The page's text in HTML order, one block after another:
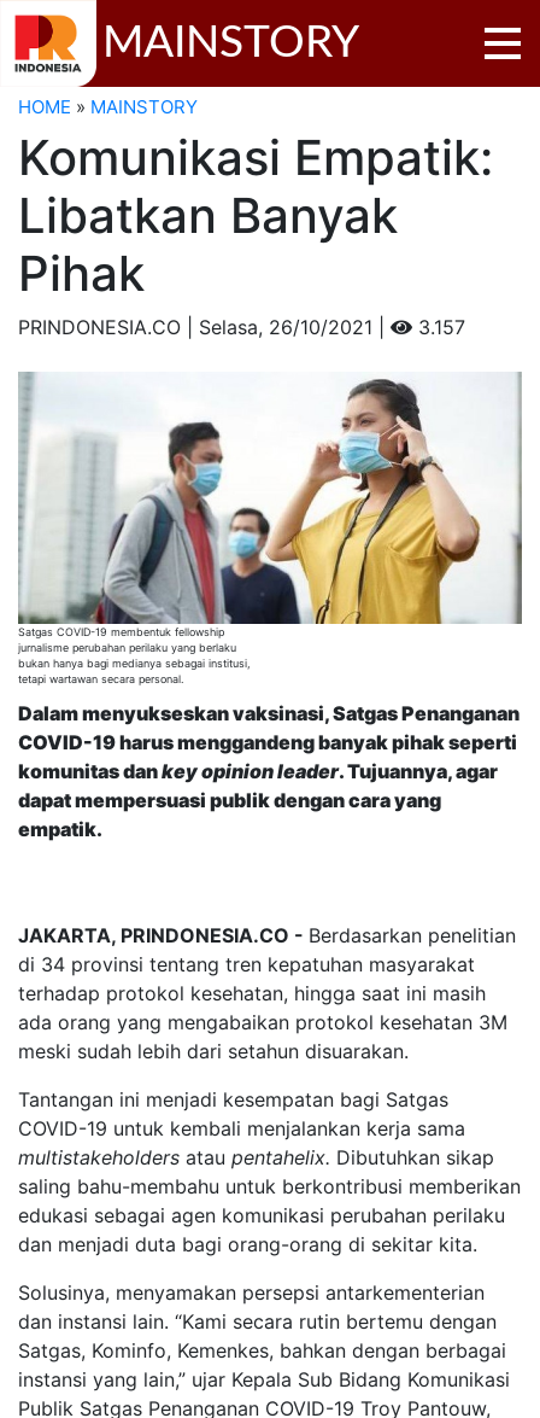
MAINSTORY
HOME » MAINSTORY
Komunikasi Empatik:
Libatkan Banyak
Pihak
PRINDONESIA.CO | Selasa, 26/10/2021 | 3.157
Satgas COVID-19 membentuk fellowship
jurnalisme perubahan perilaku yang berlaku
bukan hanya bagi medianya sebagai institusi,
tetapi wartawan secara personal.
Dalam menyukseskan vaksinasi, Satgas Penanganan
COVID-19 harus menggandeng banyak pihak seperti
komunitas dankey opinion leader. Tujuannya, agar
dapat mempersuasi publik dengan cara yang
empatik.
JAKARTA, PRINDONESIA.CO - Berdasarkan penelitian
di 34 provinsi tentang tren kepatuhan masyarakat
terhadap protokol kesehatan, hingga saat ini masih
ada orang yang mengabaikan protokol kesehatan 3M
meski sudah lebih dari setahun disuarakan.
Tantangan ini menjadi kesempatan bagi Satgas
COVID-19 untuk kembali menjalankan kerja sama
multistakeholders atau pentahelix. Dibutuhkan sikap
saling bahu-membahu untuk berkontribusi memberikan
edukasi sebagai agen komunikasi perubahan perilaku
dan menjadi duta bagi orang-orang di sekitar kita.
Solusinya, menyamakan persepsi antarkementerian
dan instansi lain. “Kami secara rutin bertemu dengan
Satgas, Kominfo, Kemenkes, bahkan dengan berbagai
instansi yang lain,” ujar Kepala Sub Bidang Komunikasi
Publik Satgas Penanganan COVID-19 Troy Pantouw,